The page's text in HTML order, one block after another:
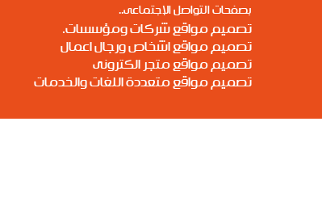
بصفحات التواصل الإجتماعى..
تصميم مواقع شركات ومؤسسات.
تصميم مواقع اشخاص ورجال اعمال
تصميم مواقع متجر الكترونى
تصميم مواقع متعددة اللغات والخدمات